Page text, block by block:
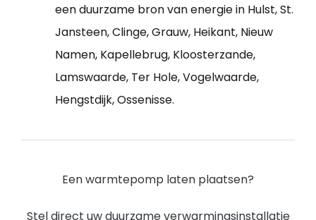
een duurzame bron van energie in Hulst, St.
Jansteen, Clinge, Grauw, Heikant, Nieuw
Namen, Kapellebrug, Kloosterzande,
Lamswaarde, Ter Hole, Vogelwaarde,
Hengstdijk, Ossenisse.
Een warmtepomp laten plaatsen?
Stel direct uw duurzame verwarmingsinstallatie